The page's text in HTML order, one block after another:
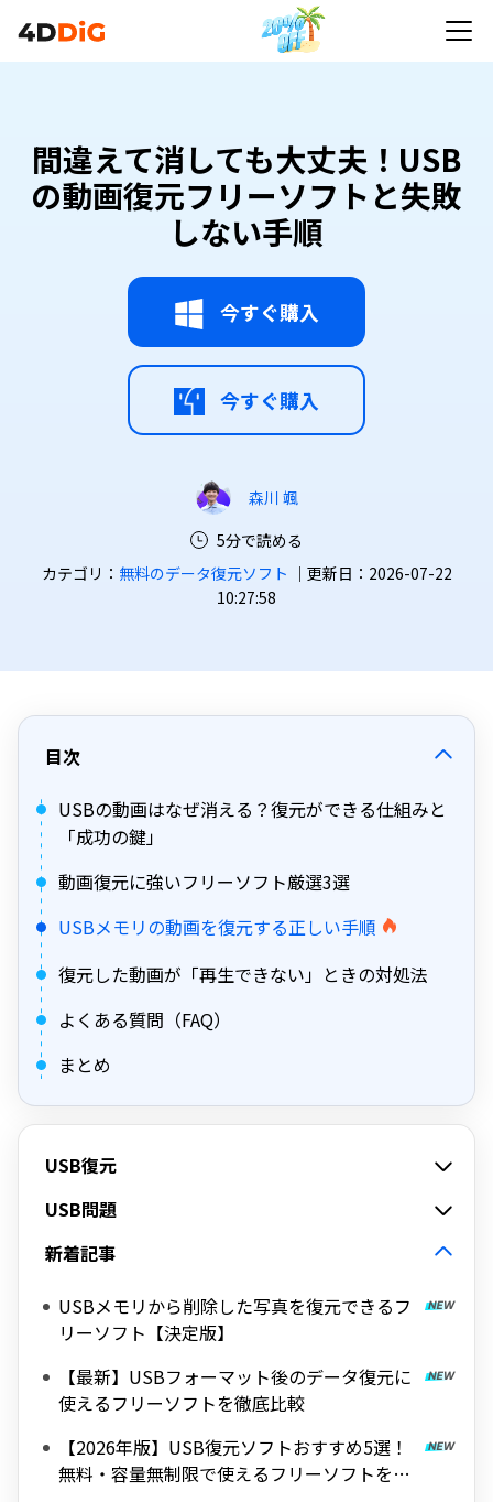
間違えて消しても大丈夫！USB
の動画復元フリーソフトと失敗
しない手順
今すぐ購入
今すぐ購入
森川 颯
5分で読める
カテゴリ： 無料のデータ復元ソフト ｜更新日：2026-07-22
10:27:58
目次
USBの動画はなぜ消える？復元ができる仕組みと
「成功の鍵」
動画復元に強いフリーソフト厳選3選
USBメモリの動画を復元する正しい手順
復元した動画が「再生できない」ときの対処法
よくある質問（FAQ）
まとめ
USB復元
USB問題
新着記事
USBメモリから削除した写真を復元できるフ
リーソフト【決定版】
【最新】USBフォーマット後のデータ復元に
使えるフリーソフトを徹底比較
【2026年版】USB復元ソフトおすすめ5選！
無料・容量無制限で使えるフリーソフトを厳